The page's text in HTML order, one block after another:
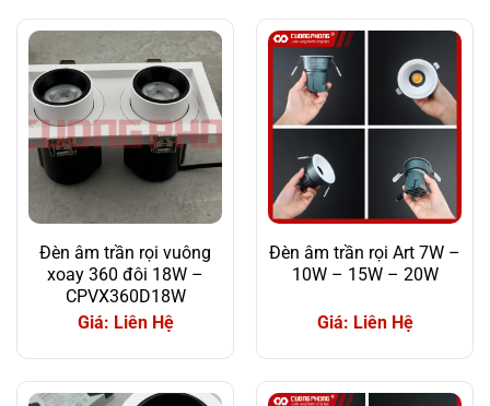
Đèn âm trần rọi vuông
xoay 360 đôi 18W –
CPVX360D18W
Giá: Liên Hệ
Đèn âm trần rọi Art 7W –
10W – 15W – 20W
Giá: Liên Hệ